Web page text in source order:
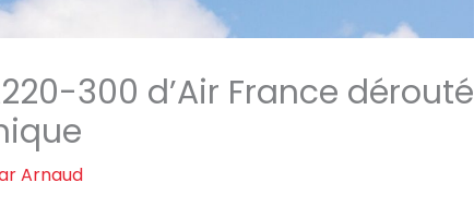
300 d’Air France dérouté
Arnaud